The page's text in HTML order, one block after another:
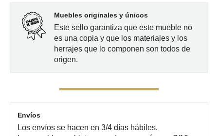
Muebles originales y únicos
Este sello garantiza que este mueble no
es una copia y que los materiales y los
herrajes que lo componen son todos de
origen.
Envíos
Los envíos se hacen en 3/4 días hábiles.